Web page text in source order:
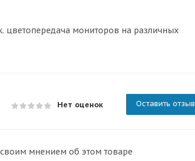
цветопередача мониторов на различных
Нет оценок Оставить отзыв
мнением об этом товаре